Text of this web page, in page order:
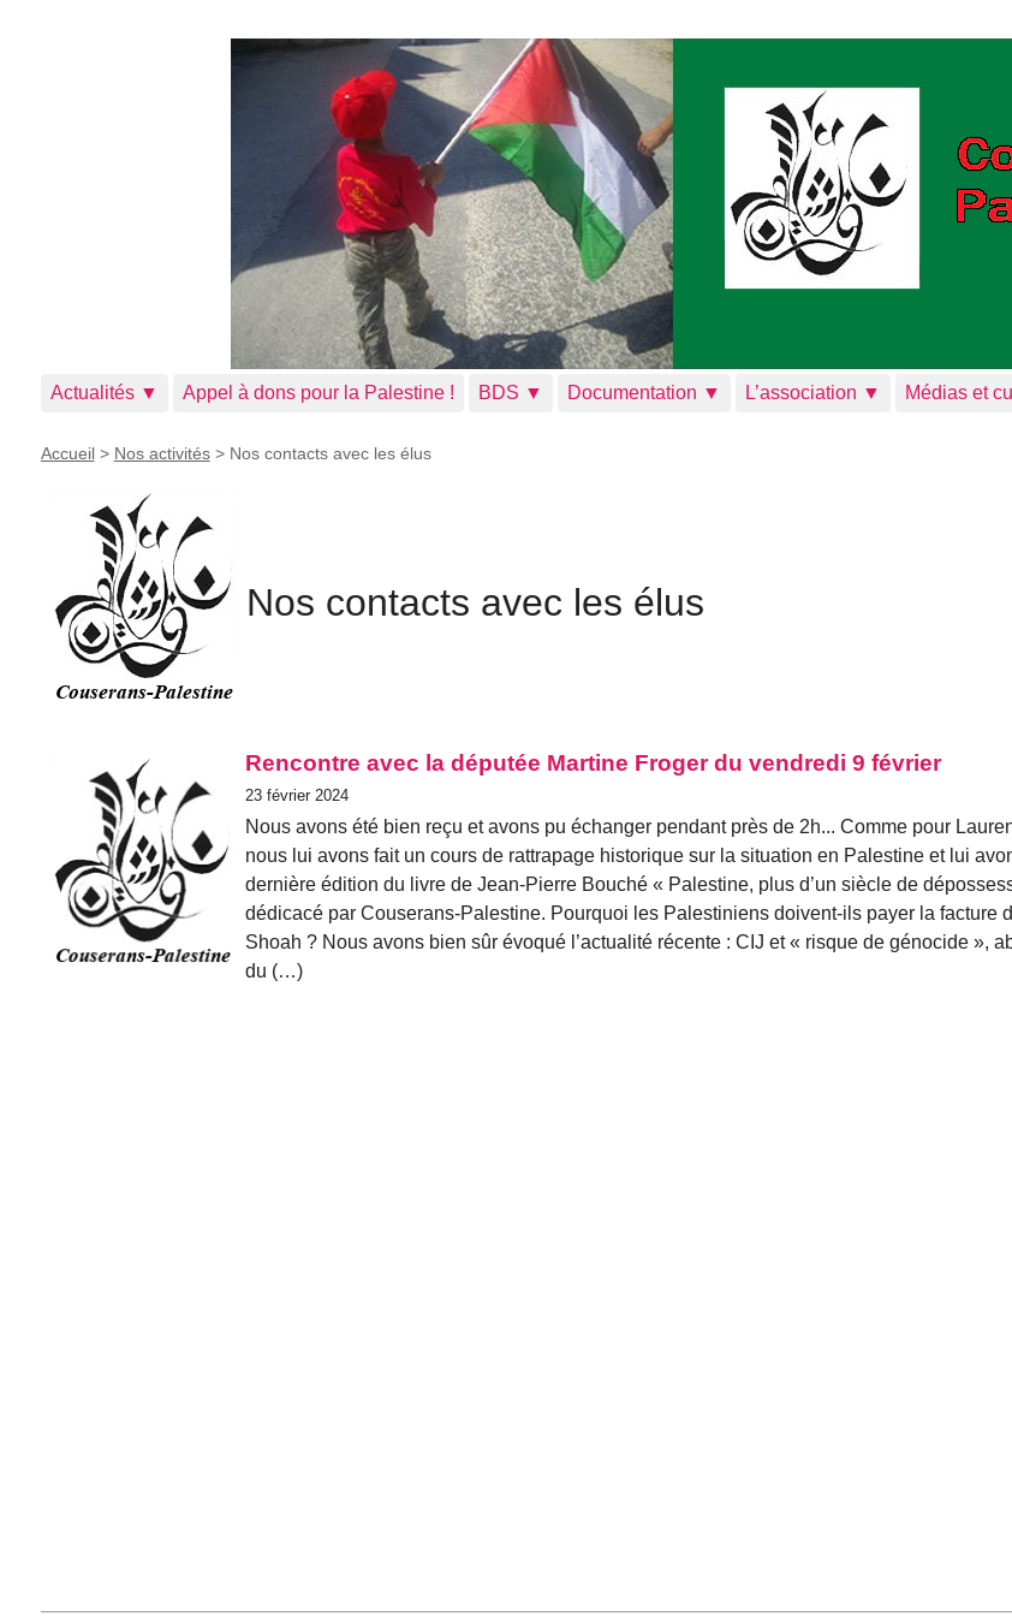
Actualités ▼ Appel à dons pour la Palestine ! BDS ▼ Documentation ▼ L’association ▼ Médias et
Accueil> Nos activités> Nos contacts avec les élus
Nos contacts avec les élus
Rencontre avec la députée Martine Froger du vendredi 9 février
23 février 2024
Nous avons été bien reçu et avons pu échanger pendant près de 2h... Comme pour
nous lui avons fait un cours de rattrapage historique sur la situation en Palestine et lui
dernière édition du livre de Jean-Pierre Bouché « Palestine, plus d’un siècle de
dédicacé par Couserans-Palestine. Pourquoi les Palestiniens doivent-ils payer la facture
Shoah ? Nous avons bien sûr évoqué l’actualité récente : CIJ et « risque de génocide »,
du (…)